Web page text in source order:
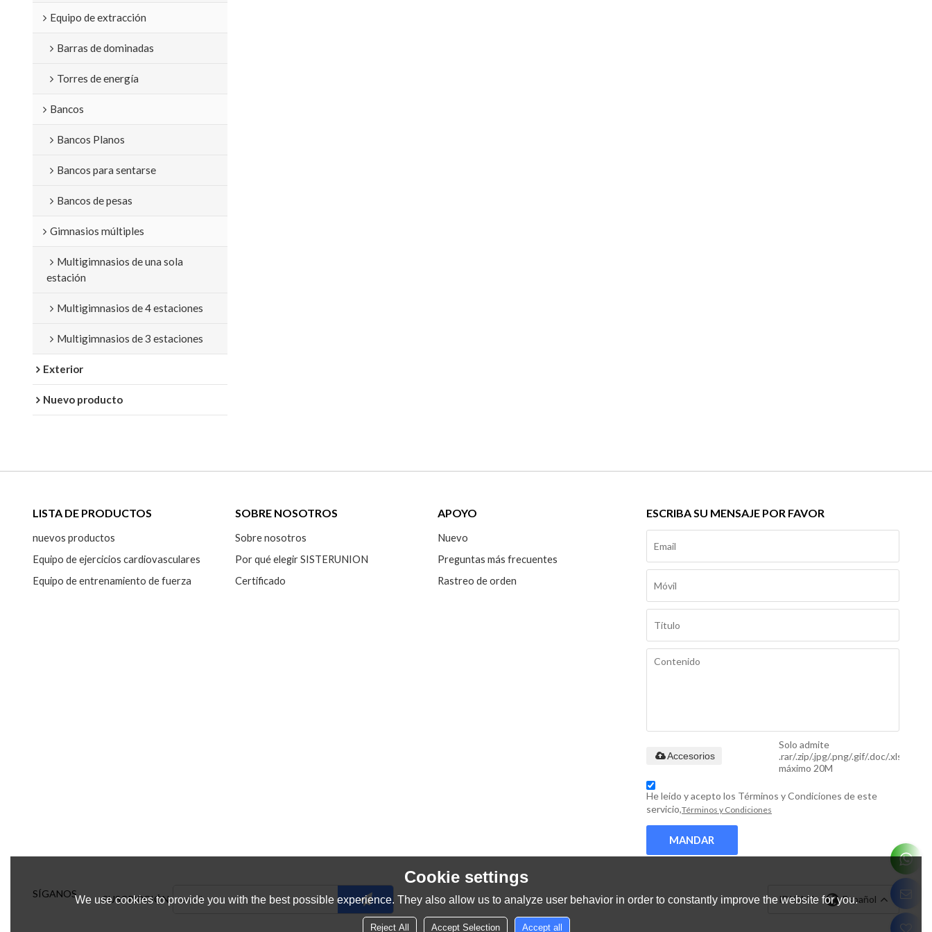
Equipo de extracción
Barras de dominadas
Torres de energía
Bancos
Bancos Planos
Bancos para sentarse
Bancos de pesas
Gimnasios múltiples
Multigimnasios de una sola
estación
Multigimnasios de 4 estaciones
Multigimnasios de 3 estaciones
Exterior
Nuevo producto
LISTA DE PRODUCTOS
nuevos productos
Equipo de ejercicios cardiovasculares
Equipo de entrenamiento de fuerza
SOBRE NOSOTROS
Sobre nosotros
Por qué elegir SISTERUNION
Certificado
APOYO
Nuevo
Preguntas más frecuentes
Rastreo de orden
ESCRIBA SU MENSAJE POR FAVOR
Solo admite
.rar/.zip/.jpg/.png/.gif/.doc/.xls/.pdf,
máximo 20M
Accesorios
He leido y acepto los Términos y Condiciones de este
servicio,Términos y Condiciones
MANDAR
SÍGANOS SUSCRIPCIÓN IDIOMA: Español
Cookie settings
We use cookies to provide you with the best possible experience. They also allow us to analyze user behavior in order to constantly improve the website for you.
Reject All Accept Selection Accept all